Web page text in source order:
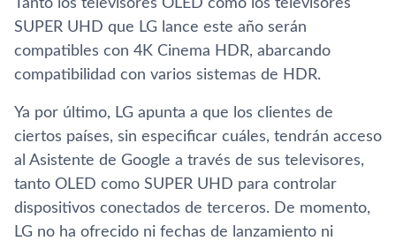
Tanto los televisores OLED como los televisores
SUPER UHD que LG lance este año serán
compatibles con 4K Cinema HDR, abarcando
compatibilidad con varios sistemas de HDR.
Ya por último, LG apunta a que los clientes de
ciertos paí­ses, sin especificar cuáles, tendrán acceso
al Asistente de Google a través de sus televisores,
tanto OLED como SUPER UHD para controlar
dispositivos conectados de terceros. De momento,
LG no ha ofrecido ni fechas de lanzamiento ni